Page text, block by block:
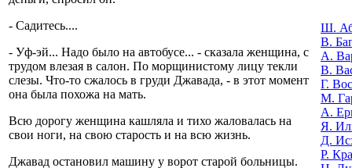
- Садитесь....
- Уф-эй... Надо было на автобусе... - сказала женщина, с
трудом влезая в салон. По морщинистому лицу текли
слезы. Что-то сжалось в груди Джавада, - в этот момент
она была похожа на мать.
Всю дорогу женщина кашляла и тихо жаловалась на
свои ноги, на свою старость и на всю жизнь.
Джавад остановил машину у ворот старой больницы.
Ш.
В.
А.
В.
Г.
М.
А.
Я.
Д.
Р.